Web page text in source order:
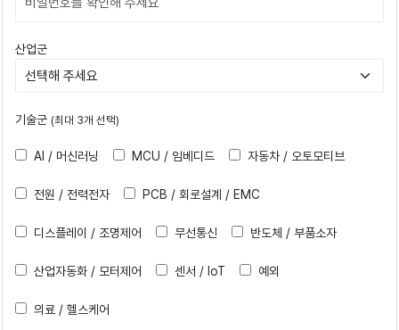
비밀번호확인
산업군
기술군 (최대 3개 선택)
AI / 머신러닝 MCU / 임베디드 자동차 / 오토모티브
전원 / 전력전자 PCB / 회로설계 / EMC
디스플레이 / 조명제어 무선통신 반도체 / 부품소자
산업자동화 / 모터제어 센서 / IoT 예외
의료 / 헬스케어